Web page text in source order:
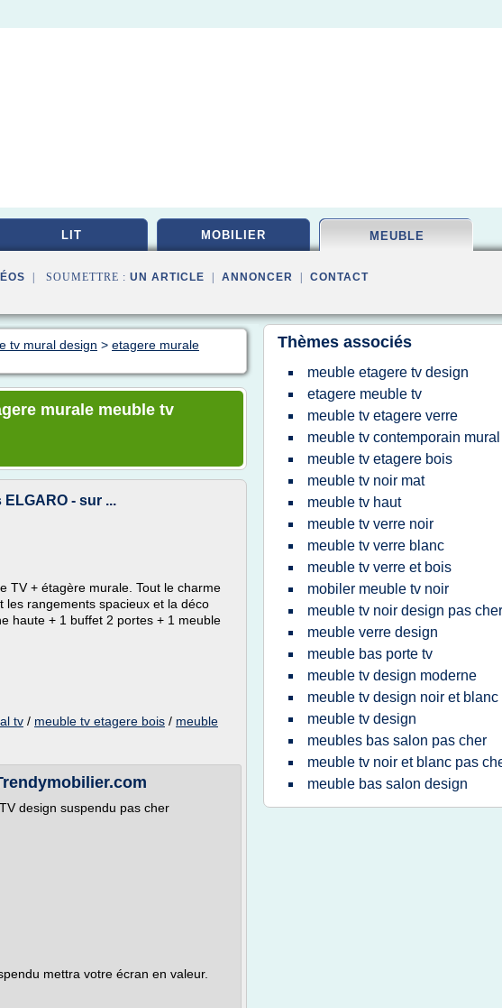
LIT MOBILIER MEUBLE
| SOUMETTRE : UN ARTICLE ANNONCER CONTACT
tv mural design > etagere murale
murale meuble tv
- sur ...
TV + étagère murale. Tout le charme
les rangements spacieux et la déco
haute + 1 buffet 2 portes + 1 meuble
tv / meuble tv etagere bois / meuble
design suspendu pas cher
mettra votre écran en valeur.
Thèmes associés
meuble etagere tv design
etagere meuble tv
meuble tv etagere verre
meuble tv contemporain mural
meuble tv etagere bois
meuble tv noir mat
meuble tv haut
meuble tv verre noir
meuble tv verre blanc
meuble tv verre et bois
mobiler meuble tv noir
meuble tv noir design pas cher
meuble verre design
meuble bas porte tv
meuble tv design moderne
meuble tv design noir et blanc
meuble tv design
meubles bas salon pas cher
meuble tv noir et blanc pas
meuble bas salon design